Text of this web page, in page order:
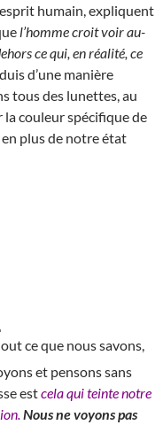
humain, expliquent
l’homme croit voir au-
ce qui, en réalité, ce
d’une manière
tous des lunettes, au
couleur spécifique de
en plus de notre état
out ce que nous savons,
et pensons sans
estcela qui teinte notre
Nous ne voyons pas